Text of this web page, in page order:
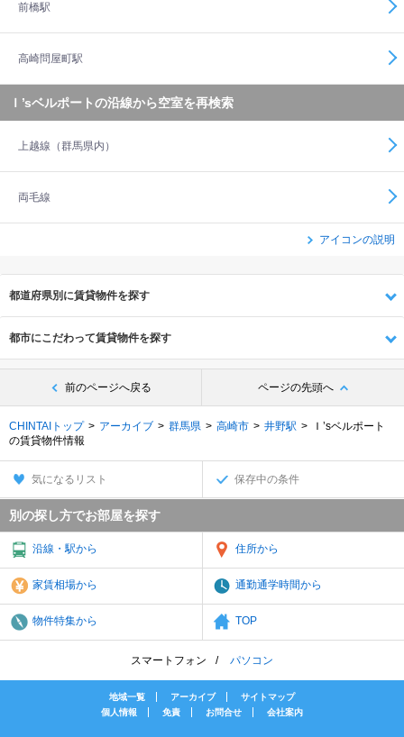
前橋駅
高崎問屋町駅
Ｉ’sベルポートの沿線から空室を再検索
上越線（群馬県内）
両毛線
アイコンの説明
都道府県別に賃貸物件を探す
都市にこだわって賃貸物件を探す
前のページへ戻る ページの先頭へ
CHINTAIトップ アーカイブ 群馬県 高崎市 井野駅
Ｉ’sベルポート
の賃貸物件情報
気になるリスト 保存中の条件
別の探し方でお部屋を探す
沿線・駅から 住所から
家賃相場から 通勤通学時間から
物件特集から TOP
スマートフォン パソコン
地域一覧 アーカイブ
サイトマップ
個人情報
免責 お問合せ 会社案内